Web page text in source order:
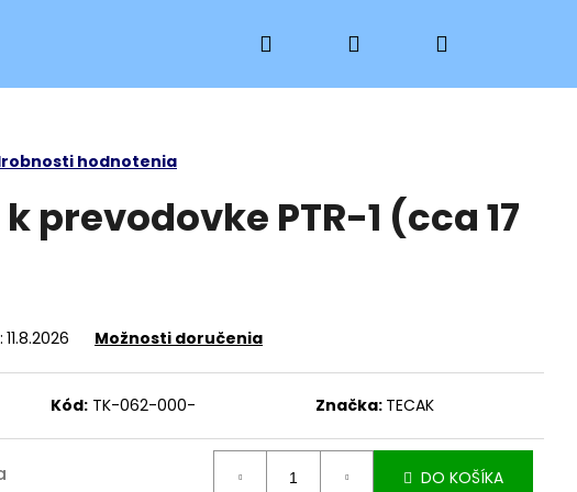
Hľadať PrihlásenieNákupný
hodnotenia
prevodovke PTR-1 (cca 17
11.8.2026 Možnosti doručenia
Kód: TK-062-000- Značka: TECAK
DO KOŠÍKA
KRÚŽOK PKH 15